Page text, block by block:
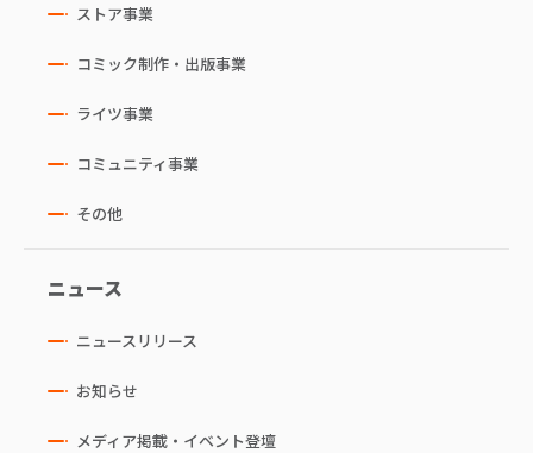
ストア事業
コミック制作・出版事業
ライツ事業
コミュニティ事業
その他
ニュース
ニュースリリース
お知らせ
メディア掲載・イベント登壇